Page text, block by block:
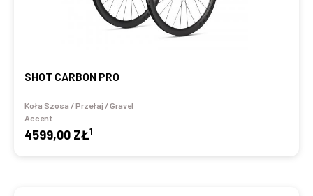
SHOT CARBON PRO
Koła Szosa / Przełaj / Gravel
Accent
4599,00 ZŁ1